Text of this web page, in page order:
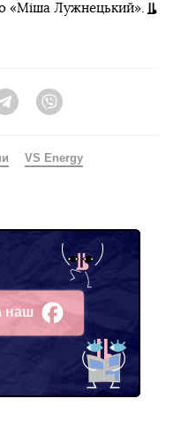
«Міша Лужнецький».
Telegram
VS Energy
наш